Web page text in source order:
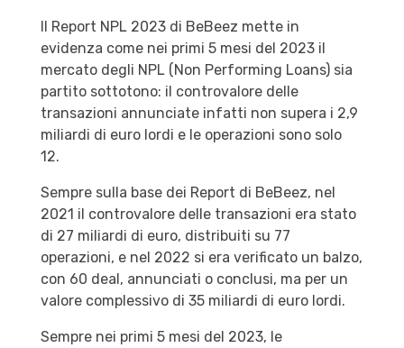
Il Report NPL 2023 di BeBeez mette in
evidenza come nei primi 5 mesi del 2023 il
mercato degli NPL (Non Performing Loans) sia
partito sottotono: il controvalore delle
transazioni annunciate infatti non supera i 2,9
miliardi di euro lordi e le operazioni sono solo
12.
Sempre sulla base dei Report di BeBeez, nel
2021 il controvalore delle transazioni era stato
di 27 miliardi di euro, distribuiti su 77
operazioni, e nel 2022 si era verificato un balzo,
con 60 deal, annunciati o conclusi, ma per un
valore complessivo di 35 miliardi di euro lordi.
Sempre nei primi 5 mesi del 2023, le